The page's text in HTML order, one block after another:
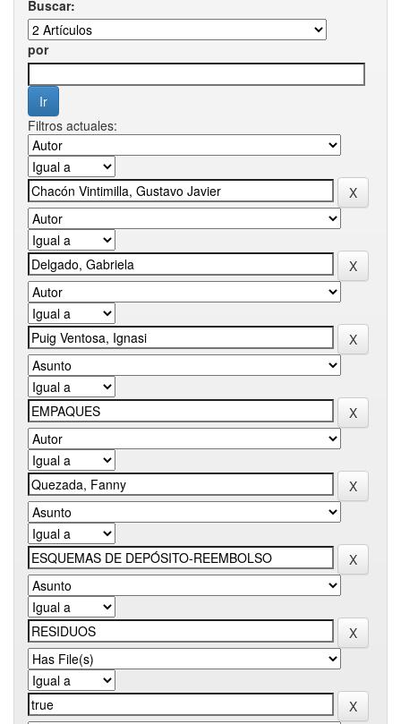
Buscar:
por
Filtros actuales: